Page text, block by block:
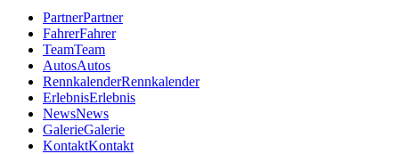
PartnerPartner
FahrerFahrer
TeamTeam
AutosAutos
RennkalenderRennkalender
ErlebnisErlebnis
NewsNews
GalerieGalerie
KontaktKontakt